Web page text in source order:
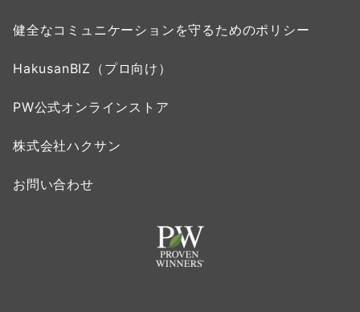
健全なコミュニケーションを守るためのポリシー
HakusanBIZ（プロ向け）
PW公式オンラインストア
株式会社ハクサン
お問い合わせ